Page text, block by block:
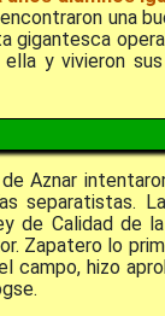
una
gigantesca
y vivieron
Aznar
separatistas.
de Calidad de
Zapatero lo
campo, hizo